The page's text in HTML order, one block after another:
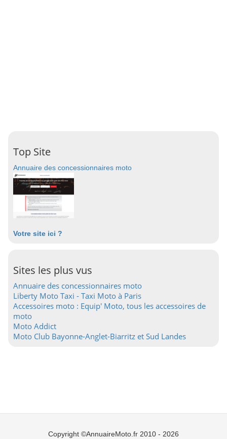
Top Site
Annuaire des concessionnaires moto
Votre site ici ?
Sites les plus vus
Annuaire des concessionnaires moto
Liberty Moto Taxi - Taxi Moto à Paris
Accessoires moto : Equip' Moto, tous les accessoires de
moto
Moto Addict
Moto Club Bayonne-Anglet-Biarritz et Sud Landes
Copyright ©AnnuaireMoto.fr 2010 - 2026